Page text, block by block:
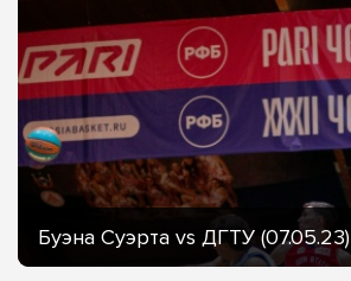
Буэна Суэрта vs ДГТУ (07.05.23)